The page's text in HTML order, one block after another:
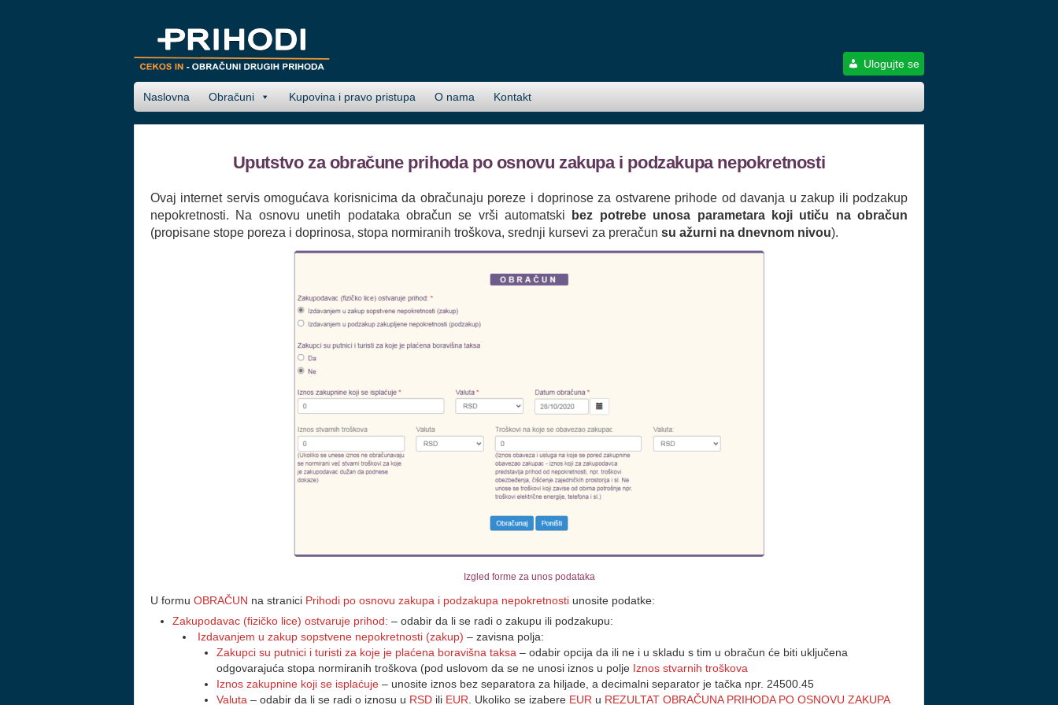
Ulogujte se
Naslovna Obračuni Kupovina i pravo pristupa O nama Kontakt
Uputstvo za obračune prihoda po osnovu zakupa i podzakupa nepokretnosti
Ovaj internet servis omogućava korisnicima da obračunaju poreze i doprinose za ostvarene prihode od davanja u zakup ili podzakup
nepokretnosti. Na osnovu unetih podataka obračun se vrši automatski
bez potrebe unosa parametara koji utiču na obračun
(propisane stope poreza i doprinosa, stopa normiranih troškova, srednji kursevi za preračun su ažurni na dnevnom nivou).
Izgled forme za unos podataka
U formu OBRAČUN na stranici Prihodi po osnovu zakupa i podzakupa nepokretnosti unosite podatke:
Zakupodavac (fizičko lice) ostvaruje prihod: – odabir da li se radi o zakupu ili podzakupu:
Izdavanjem u zakup sopstvene nepokretnosti (zakup) – zavisna polja:
Zakupci su putnici i turisti za koje je plaćena boravišna taksa – odabir opcija da ili ne i u skladu s tim u obračun će biti uključena
odgovarajuća stopa normiranih troškova (pod uslovom da se ne unosi iznos u polje Iznos stvarnih troškova
Iznos zakupnine koji se isplaćuje – unosite iznos bez separatora za hiljade, a decimalni separator je tačka npr. 24500.45
Valuta – odabir da li se radi o iznosu u RSD ili EUR . Ukoliko se izabere EUR u REZULTAT OBRAČUNA PRIHODA PO OSNOVU ZAKUPA